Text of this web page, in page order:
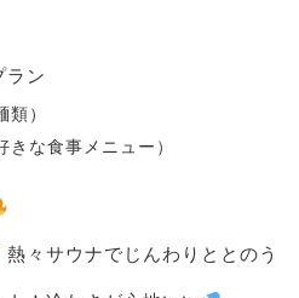
ラン
類）
きな食事メニュー）
熱々サウナでじんわりととのう